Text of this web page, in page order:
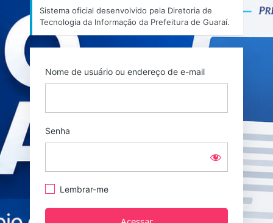
Sistema oficial desenvolvido pela Diretoria de
Tecnologia da Informação da Prefeitura de Guaraí.
Nome de usuário ou endereço de e-mail
Senha
Lembrar-me